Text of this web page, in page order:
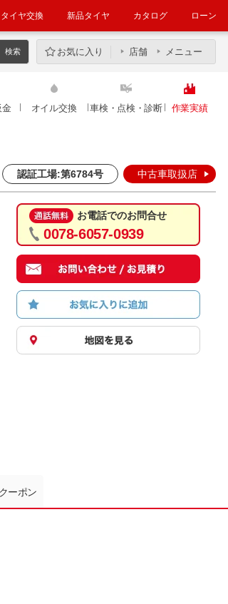
タイヤ交換 新品タイヤ カタログ ローン
お気に入り 店舗 メニュー
オイル交換 車検・点検・診断 作業実績
認証工場:第6784号 中古車取扱店
お電話でのお問合せ
0078-6057-0939
ーポン